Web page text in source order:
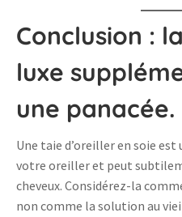
Conclusion :
luxe
une panacée.
Une taie d’oreiller en soie
votre oreiller et peut
cheveux. Considérez-la
non comme la solution au